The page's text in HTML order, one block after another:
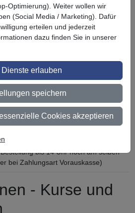
Solutions
Kunden
und Betreuung
versandkostenfrei (innerhalb
9001
bis 14 Uhr noch am selben
bei Zahlungsart Vorauskasse)
- Kurse und
Optimierung). Weiter wollen wir
(Social Media / Marketing). Dafür
erteilen und jederzeit
dazu finden Sie in unserer
erlauben
speichern
Cookies akzeptieren